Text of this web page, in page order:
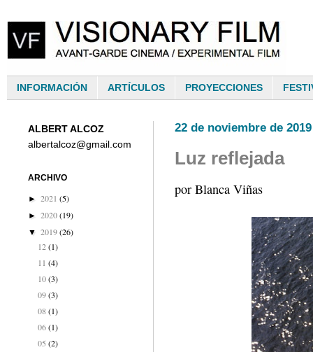
INFORMACIÓN ARTÍCULOS PROYECCIONES
22 de noviembre de 2019
Luz reflejada
por Blanca Viñas
ALBERT ALCOZ
albertalcoz@gmail.com
ARCHIVO
► 2021 (5)
► 2020(19)
▼ 2019(26)
12 (1)
11 (4)
10 (3)
09 (3)
08 (1)
06 (1)
05 (2)